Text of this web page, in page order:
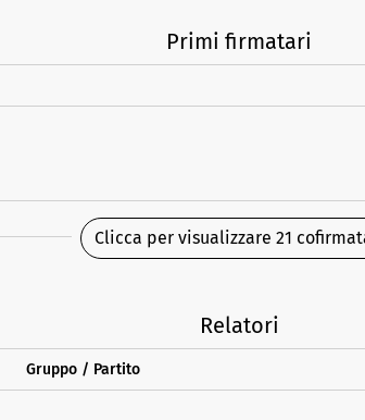
Primi firmatari
Clicca per visualizzare 21
Relatori
Gruppo / Partito